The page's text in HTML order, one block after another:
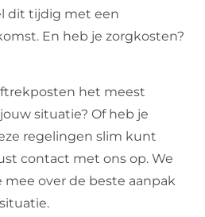
dit tijdig met een
En heb je zorgkosten?
het meest
situatie? Of heb je
regelingen slim kunt
contact met ons op. We
over de beste aanpak